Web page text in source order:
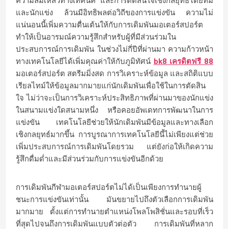
และนักแข่ง ล้วนมีอิทธิพลต่อวิถีของการแข่งขัน ความไม่
แน่นอนนี้เพิ่มความตื่นเต้นให้กับการเดิมพันมอเตอร์สปอร์ต
ทำให้เป็นอารมณ์ความรู้สึกสำหรับผู้ที่มีส่วนร่วมใน
ประสบการณ์การเดิมพัน ในช่วงไม่กี่ปีที่ผ่านมา ความก้าวหน้า
ทางเทคโนโลยีได้เพิ่มคุณค่าให้กับภูมิทัศน์ bk8 เครดิตฟรี 88
มอเตอร์สปอร์ต สตรีมมิ่งสด การวิเคราะห์ข้อมูล และสถิติแบบ
เรียลไทม์ให้ข้อมูลมากมายแก่นักเดิมพันเพื่อใช้ในการตัดสิน
ใจ ไม่ว่าจะเป็นการวิเคราะห์ประสิทธิภาพที่ผ่านมาของนักแข่ง
ในสนามแข่งใดสนามหนึ่ง หรือคอยอัพเดทการพัฒนาในการ
แข่งขัน เทคโนโลยีช่วยให้นักเดิมพันมีข้อมูลและทางเลือก
เชิงกลยุทธ์มากขึ้น การบูรณาการเทคโนโลยีนี้ไม่เพียงแต่ช่วย
เพิ่มประสบการณ์การเดิมพันโดยรวม แต่ยังก่อให้เกิดความ
รู้สึกดื่มด่ำและมีส่วนร่วมกับการแข่งขันอีกด้วย
การเดิมพันกีฬามอเตอร์สปอร์ตไม่ได้เป็นเพียงการทำนายผู้
ชนะการแข่งขันเท่านั้น มันขยายไปถึงตัวเลือกการเดิมพัน
มากมาย ตั้งแต่การทำนายตำแหน่งโพลโพสิชั่นและรอบที่เร็ว
ที่สุดไปจนถึงการเดิมพันแบบตัวต่อตัว การเดิมพันที่หลาก